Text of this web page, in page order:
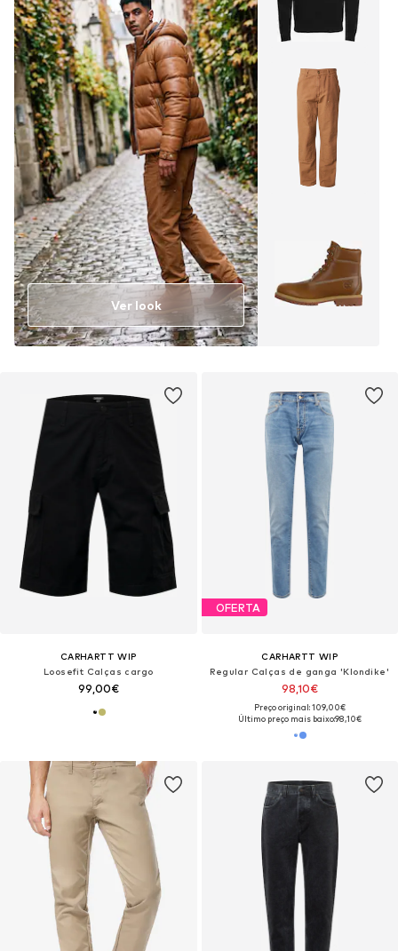
CARHARTT WIP
Loosefit Calças cargo
99,00€
Ver look
OFERTA
CARHARTT WIP
Regular Calças de ganga 'Klondike'
98,10€
Preço original: 109,00€
Último preço mais baixo:98,10€